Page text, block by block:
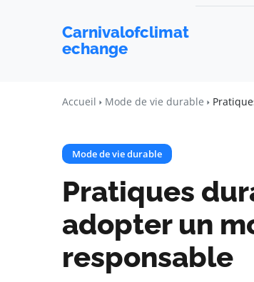
Carnivalofclimat
echange
Accueil Mode de vie durable
Mode de vie durable
Pratiques
adopter un
responsable